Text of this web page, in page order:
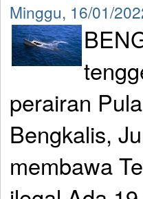
Minggu, 16/01/
perairan
Bengkalis,
membawa